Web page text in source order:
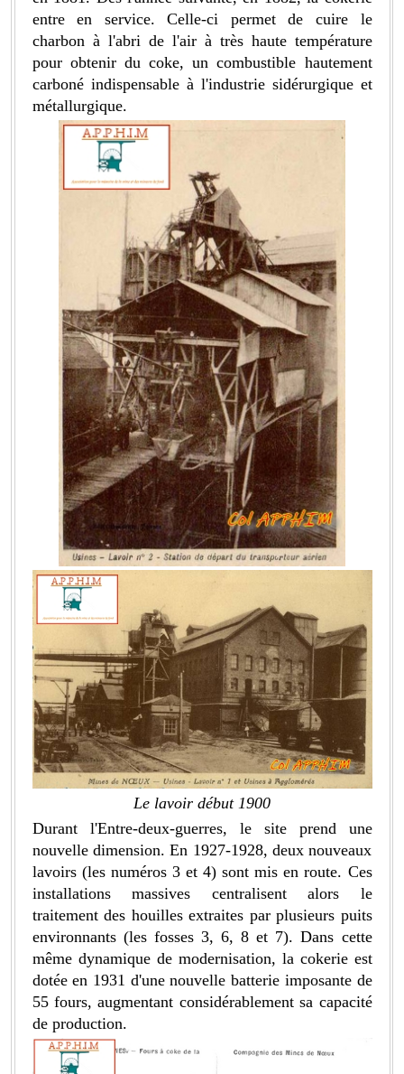
entre en service. Celle-ci permet de cuire le
charbon à l'abri de l'air à très haute température
pour obtenir du coke, un combustible hautement
carboné indispensable à l'industrie sidérurgique et
métallurgique.
Le lavoir début 1900
Durant l'Entre-deux-guerres, le site prend une
nouvelle dimension. En 1927-1928, deux nouveaux
lavoirs (les numéros 3 et 4) sont mis en route. Ces
installations massives centralisent alors le
traitement des houilles extraites par plusieurs puits
environnants (les fosses 3, 6, 8 et 7). Dans cette
même dynamique de modernisation, la cokerie est
dotée en 1931 d'une nouvelle batterie imposante de
55 fours, augmentant considérablement sa capacité
de production.